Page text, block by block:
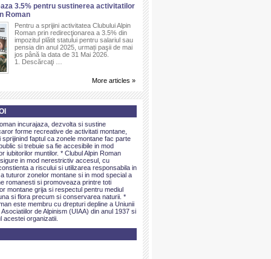
3.5% pentru sustinerea activitatilor
Roman
Pentru a sprijini activitatea Clubului Alpin
Roman prin redirecţionarea a 3.5% din
impozitul plătit statului pentru salariul sau
pensia din anul 2025, urmați paşii de mai
jos până la data de 31 Mai 2026.
1. Descărcaţi …
More articles »
incurajaza, dezvolta si sustine
forme recreative de activitati montane,
faptul ca zonele montane fac parte
si trebuie sa fie accesibile in mod
iubitorilor muntilor. * Clubul Alpin Roman
in mod nerestrictiv accesul, cu
a riscului si utilizarea responsabila in
tuturor zonelor montane si in mod special a
romanesti si promoveaza printre toti
montane grija si respectul pentru mediul
si flora precum si conservarea naturii. *
este membru cu drepturi depline a Uniunii
de Alpinism (UIAA) din anul 1937 si
acestei organizatii.